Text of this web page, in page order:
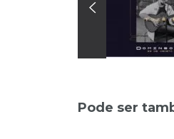
Pode ser